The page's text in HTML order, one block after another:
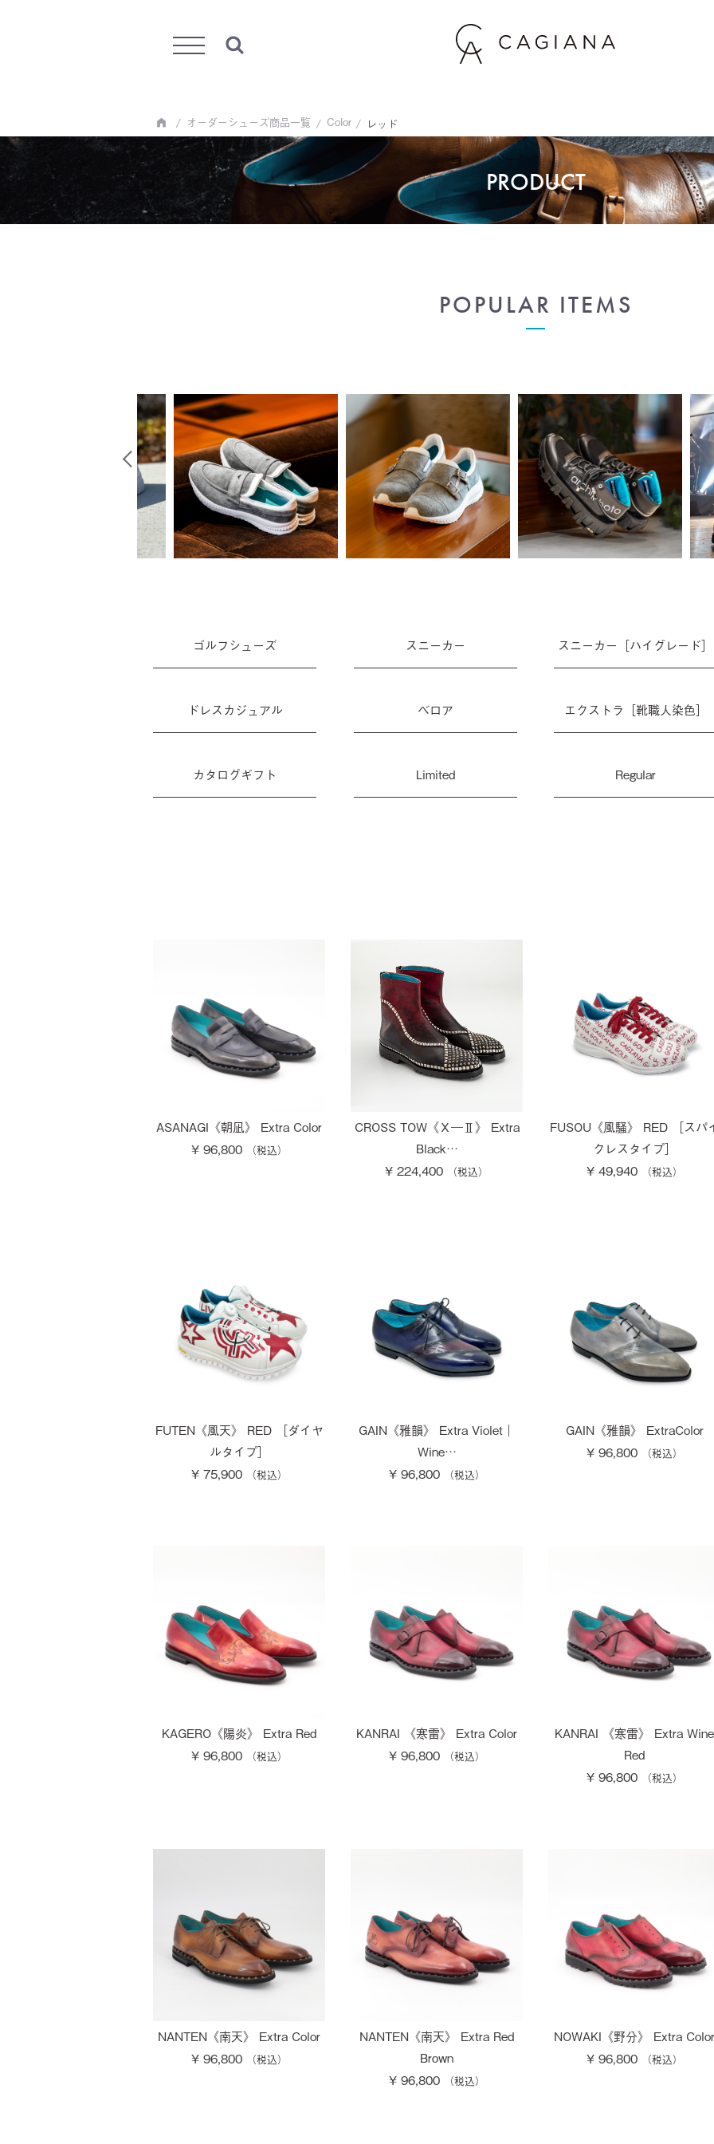
Menu
オーダーシューズ商品一覧 Color レッド
PRODUCT
POPULAR ITEMS
ゴルフシューズ スニーカー スニーカー［ハイグレード］
ドレスカジュアル ベロア エクストラ［靴職人染色］
カタログギフト Limited Regular
ASANAGI《朝凪》 Extra Color
¥ 96,800
CROSS TOW《Ｘ―Ⅱ》 Extra
Black…
¥ 224,400
FUSOU《風騒》 RED ［スパ
クレスタイプ］
¥ 49,940
FUTEN《風天》 RED ［ダイヤ
ルタイプ］
¥ 75,900
GAIN《雅韻》 Extra Violet｜
Wine…
¥ 96,800
GAIN《雅韻》 ExtraColor
¥ 96,800
KAGERO《陽炎》 Extra Red
¥ 96,800
KANRAI 《寒雷》 Extra Color
¥ 96,800
KANRAI 《寒雷》 Extra Wine
Red
¥ 96,800
NANTEN《南天》 Extra Color
¥ 96,800
NANTEN《南天》 Extra Red
Brown
¥ 96,800
NOWAKI《野分》 Extra Color
¥ 96,800